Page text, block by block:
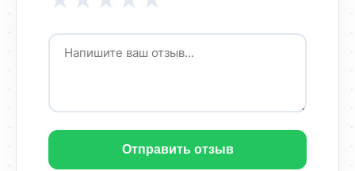
Отправить отзыв